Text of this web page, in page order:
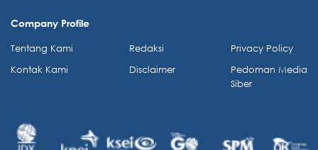
Company Profile
Tentang Kami
Kontak Kami
Redaksi
Disclaimer
Privacy Policy
Pedoman Media
Siber